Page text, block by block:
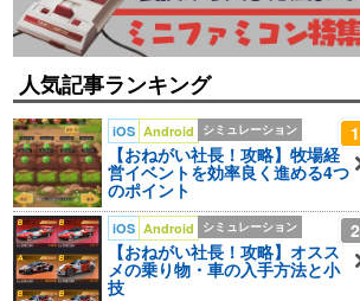
人気記事ランキング
1
iOS Android シミュレーション
【おねがい社長！攻略】牧場経
営イベントを効率良く進める4つ
のポイント
2
iOS Android シミュレーション
【おねがい社長！攻略】オスス
メの乗り物・車の入手方法と小
技